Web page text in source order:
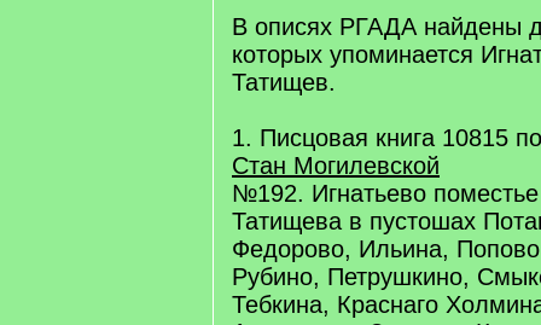
В описях РГАДА найдены
которых упоминается
Татищев.
1. Писцовая книга 10815
Стан Могилевской
№192. Игнатьево
Татищева в пустошах
Федорово, Ильина,
Рубино, Петрушкино,
Тебкина, Краснаго